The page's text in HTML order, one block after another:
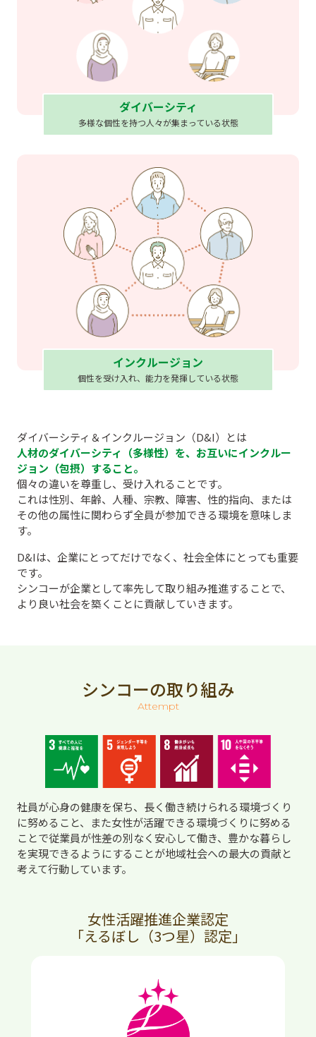
ダイバーシティ
多様な個性を持つ人々が集まっている状態
インクルージョン
個性を受け入れ、能力を発揮している状態
ダイバーシティ＆インクルージョン（D&I）とは
人材のダイバーシティ（多様性）を、お互いにインクルー
ジョン（包摂）すること。
個々の違いを尊重し、受け入れることです。
これは性別、年齢、人種、宗教、障害、性的指向、
または
その他の属性に関わらず全員が参加できる環境を意味しま
す。
D&Iは、企業にとってだけでなく、社会全体にとっても重要
です。
シンコーが企業として率先して取り組み推進することで、
より良い社会を築くことに貢献していきます。
シンコーの取り組み
Attempt
社員が心身の健康を保ち、長く働き続けられる環境づくり
に努めること、また女性が活躍できる環境づくりに努める
ことで従業員が性差の別なく安心して働き、豊かな暮らし
を実現できるようにすることが地域社会への最大の貢献と
考えて行動しています。
女性活躍推進企業認定
「えるぼし（3つ星）認定」